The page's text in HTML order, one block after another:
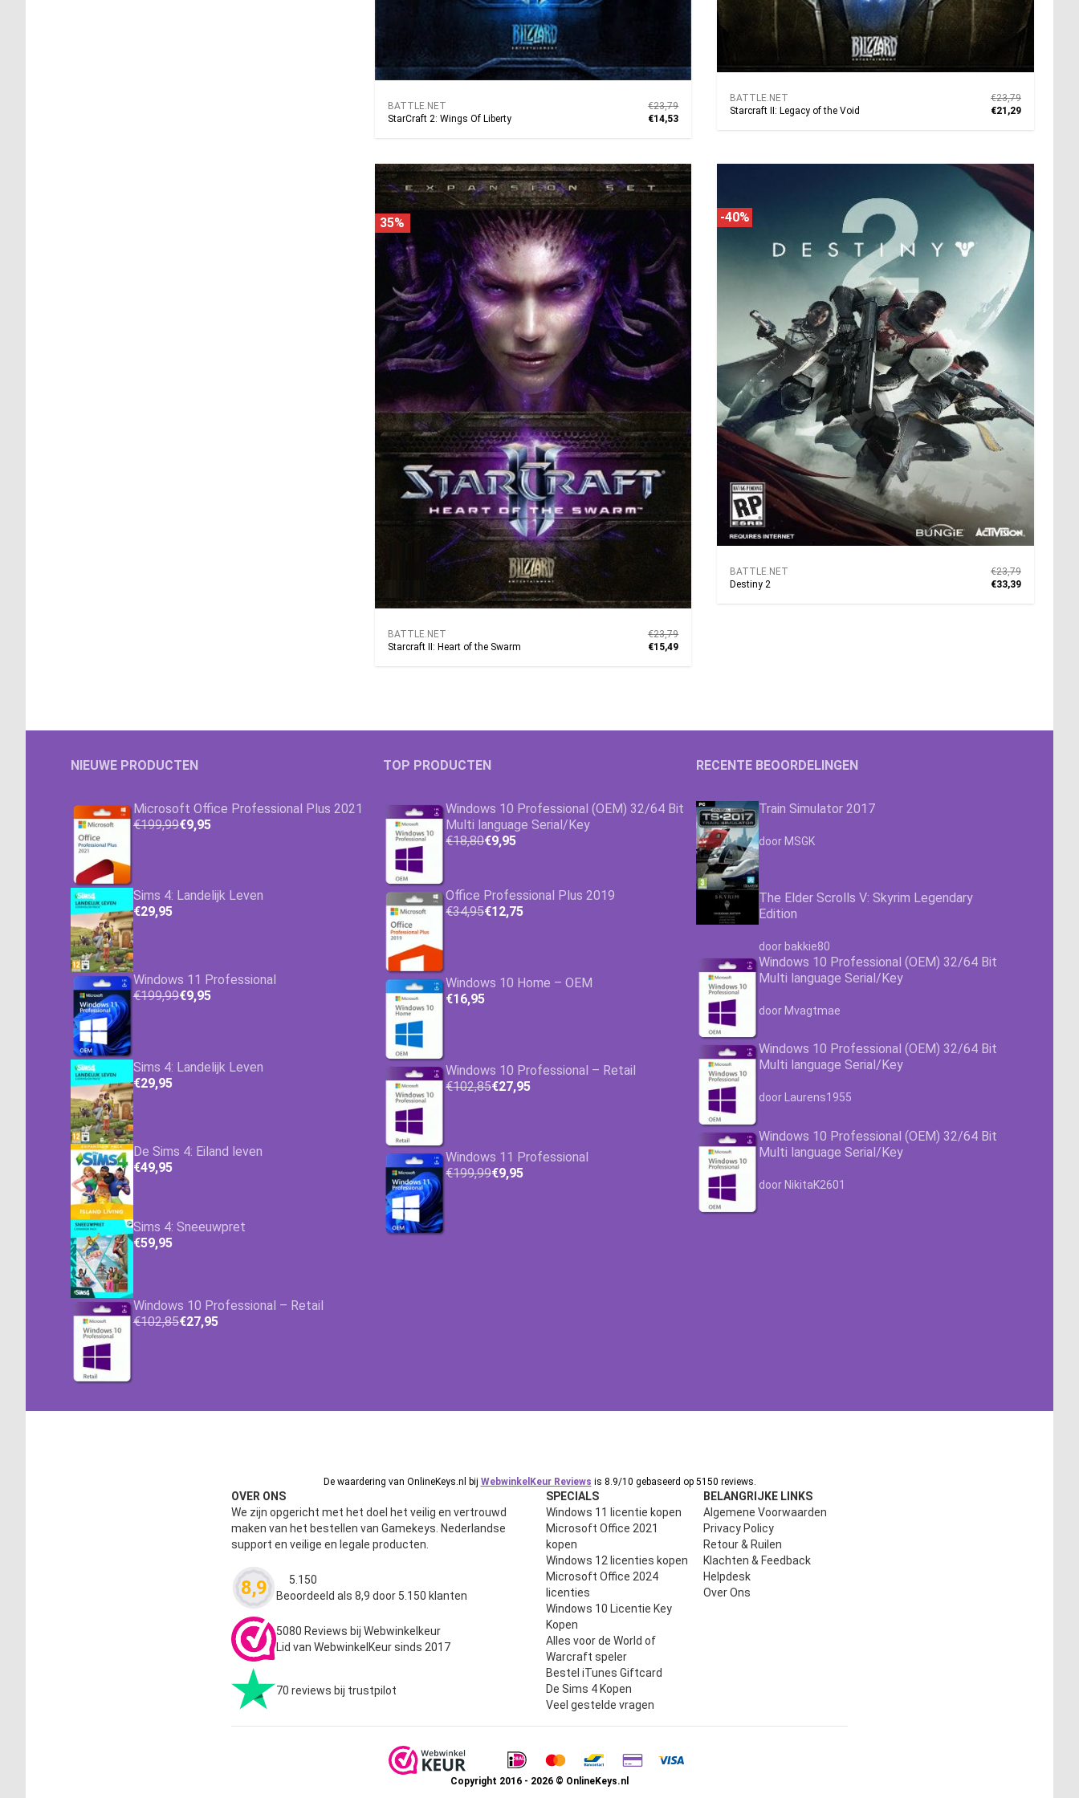
BATTLE.NET
StarCraft 2: Wings Of Liberty
€23,79
€14,53
BATTLE.NET
Starcraft II: Legacy of the Void
€23,79
€21,29
35%
BATTLE.NET
Starcraft II: Heart of the Swarm
€23,79
€15,49
-40%
BATTLE.NET
Destiny 2
€23,79
€33,39
NIEUWE PRODUCTEN
Microsoft Office Professional Plus 2021
€199,99€9,95
Sims 4: Landelijk Leven
€29,95
Windows 11 Professional
€199,99€9,95
Sims 4: Landelijk Leven
€29,95
De Sims 4: Eiland leven
€49,95
Sims 4: Sneeuwpret
€59,95
Windows 10 Professional – Retail
€102,85€27,95
TOP PRODUCTEN
Windows 10 Professional (OEM) 32/64 Bit
Multi language Serial/Key
€18,80€9,95
Office Professional Plus 2019
€34,95€12,75
Windows 10 Home – OEM
€16,95
Windows 10 Professional – Retail
€102,85€27,95
Windows 11 Professional
€199,99€9,95
RECENTE BEOORDELINGEN
Train Simulator 2017
Waardering
door MSGK
The Elder Scrolls V: Skyrim Legendary
Edition
Waardering4.63
door bakkie80
Windows 10 Professional (OEM) 32/64 Bit
Multi language Serial/Key
Waardering4.63
door Mvagtmae
Windows 10 Professional (OEM) 32/64 Bit
Multi language Serial/Key
Waardering4.63uit 5
door Laurens1955
Windows 10 Professional (OEM) 32/64 Bit
Multi language Serial/Key
Waardering4.63
door NikitaK2601
De waardering van OnlineKeys.nl bij WebwinkelKeur Reviews is 8.9/10 gebaseerd op 5150 reviews.
OVER ONS
We zijn opgericht met het doel het veilig en vertrouwd
maken van het bestellen van Gamekeys. Nederlandse
support en veilige en legale producten.
8,9 Waardering
5.150
Beoordeeld als 8,9 door 5.150 klanten
5080 Reviews bij Webwinkelkeur
Lid van WebwinkelKeur sinds 2017
70 reviews bij trustpilot
SPECIALS
Windows 11 licentie kopen
Microsoft Office 2021
kopen
Windows 12 licenties kopen
Microsoft Office 2024
licenties
Windows 10 Licentie Key
Kopen
Alles voor de World of
Warcraft speler
Bestel iTunes Giftcard
De Sims 4 Kopen
Veel gestelde vragen
BELANGRIJKE LINKS
Algemene Voorwaarden
Privacy Policy
Retour & Ruilen
Klachten & Feedback
Helpdesk
Over Ons
Copyright 2016 - 2026 © OnlineKeys.nl